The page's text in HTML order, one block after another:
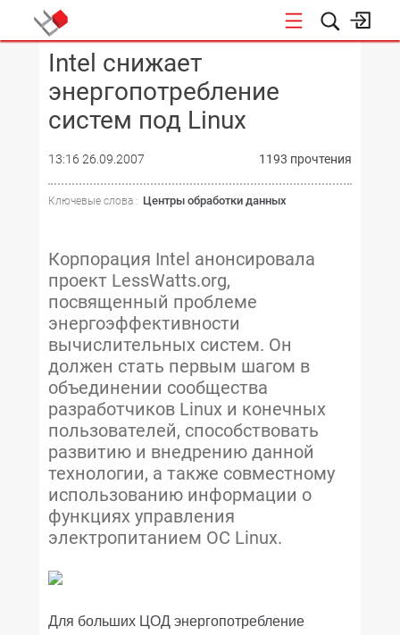
Intel снижает
энергопотребление
систем под Linux
13:16 26.09.2007 1193 прочтения
Ключевые слова : Центры обработки данных
Корпорация Intel анонсировала
проект LessWatts.org,
посвященный проблеме
энергоэффективности
вычислительных систем. Он
должен стать первым шагом в
объединении сообщества
разработчиков Linux и конечных
пользователей, способствовать
развитию и внедрению данной
технологии, а также совместному
использованию информации о
функциях управления
электропитанием ОС Linux.
Для больших ЦОД энергопотребление